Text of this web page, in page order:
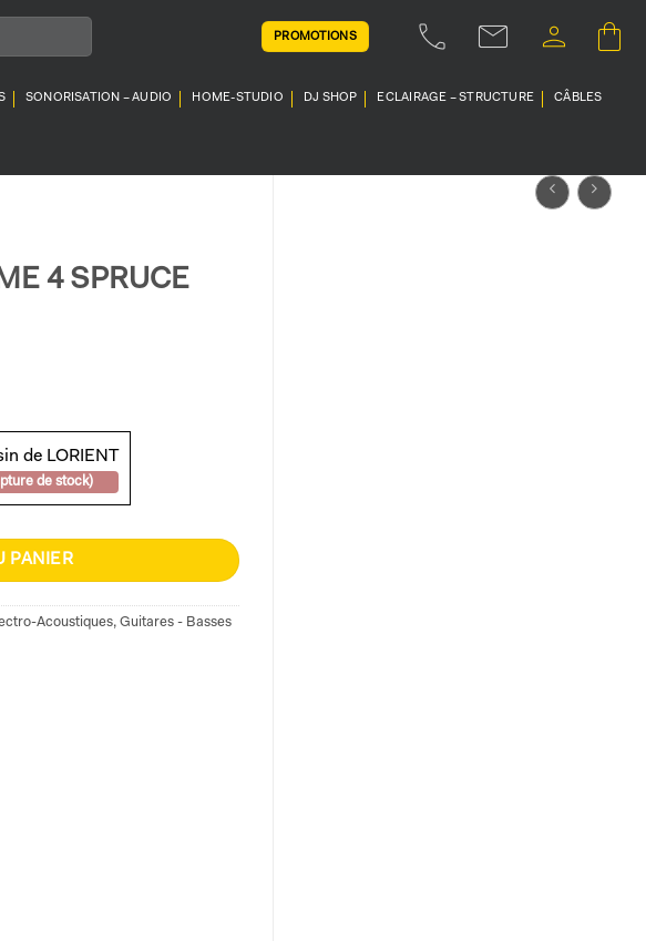
PROMOTIONS
SONORISATION – AUDIO HOME-STUDIO DJ SHOP ECLAIRAGE – STRUCTURE CÂBLES
4 SPRUCE
de LORIENT
de stock)
PANIER
Acoustiques, Guitares - Basses